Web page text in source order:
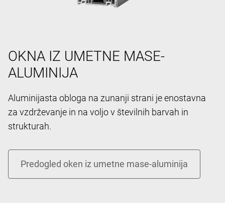
OKNA IZ UMETNE MASE-
ALUMINIJA
Aluminijasta obloga na zunanji strani je enostavna
za vzdrževanje in na voljo v številnih barvah in
strukturah.